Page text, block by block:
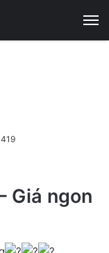
419
Giá ngon